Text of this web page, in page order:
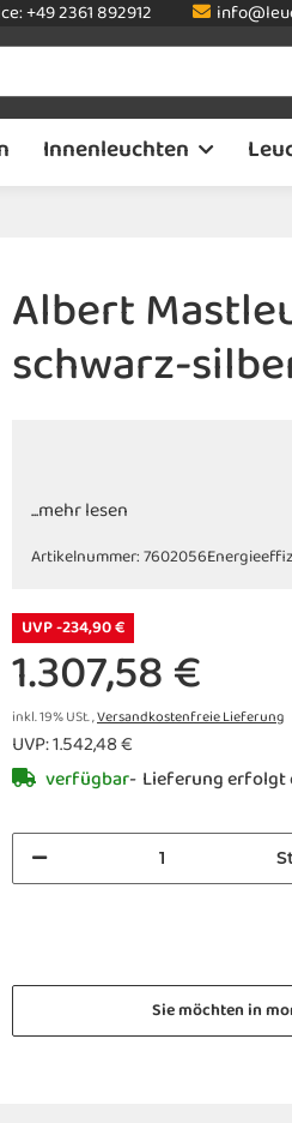
+49 2361 892912
Innenleuchten
Albert
schwarz-
...mehr lesen
Artikelnummer:7602056
UVP -234,90 €
1.307,58 €
inkl. 19% USt. ,Versandkostenfreie Lieferung
UVP:1.542,48 €
verfügbar Lieferung erfolgt
Sie möchten in